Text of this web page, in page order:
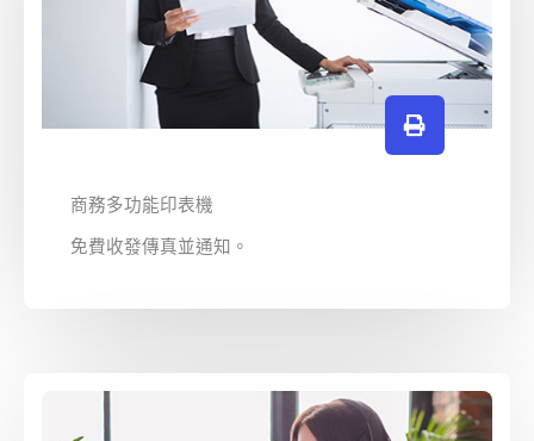
商務多功能印表機
免費收發傳真並通知。